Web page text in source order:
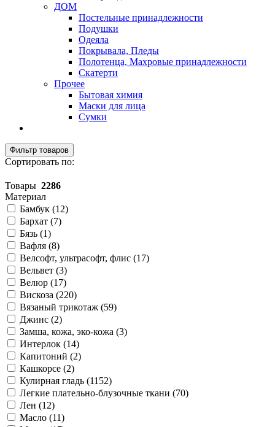
ДОМ
Постельные принадлежности
Подушки
Одеяла
Покрывала, Пледы
Полотенца, Махровые принадлежности
Скатерти
Прочее
Бытовая химия
Маски для лица
Сумки
Фильтр товаров
Сортировать по:
Товары 2286
Материал
Бамбук (12)
Бархат (7)
Бязь (1)
Вафля (8)
Велсофт, ультрасофт, флис (17)
Вельвет (3)
Велюр (17)
Вискоза (220)
Вязаный трикотаж (59)
Джинс (2)
Замша, кожа, эко-кожа (3)
Интерлок (14)
Капитоний (2)
Кашкорсе (2)
Кулирная гладь (1152)
Легкие плательно-блузочные ткани (70)
Лен (12)
Масло (11)